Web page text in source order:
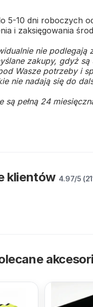
5-10 dni roboczych
i zaksięgowania
nie podlegają
zakupy, gdyż
Wasze potrzeby i
nie nadają się do
są pełną 24
klientów 4.97/5